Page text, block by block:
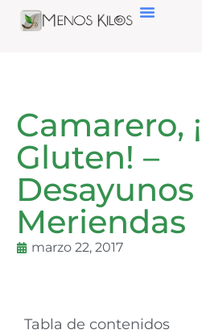
Camarero,
Gluten! –
Desayunos
Meriendas
marzo 22, 2017
Tabla de contenidos